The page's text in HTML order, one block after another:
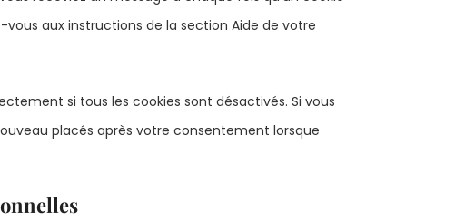
aux instructions de la section Aide de votre
si tous les cookies sont désactivés. Si vous
placés après votre consentement lorsque